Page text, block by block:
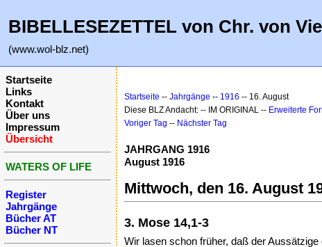
BIBELLESEZETTEL von Chr. von
(www.wol-blz.net)
Startseite
Links
Kontakt
Über uns
Impressum
Übersicht
WATERS OF LIFE
Register
Jahrgänge
Bücher AT
Bücher NT
Startseite -- Jahrgänge -- 1916 -- 16. August
Diese BLZ Andacht: -- IM ORIGINAL -- Erweiterte
Voriger Tag -- Nächster Tag
JAHRGANG 1916
August 1916
Mittwoch, den 16. August
3. Mose 14,1-3
Wir lasen schon früher, daß der